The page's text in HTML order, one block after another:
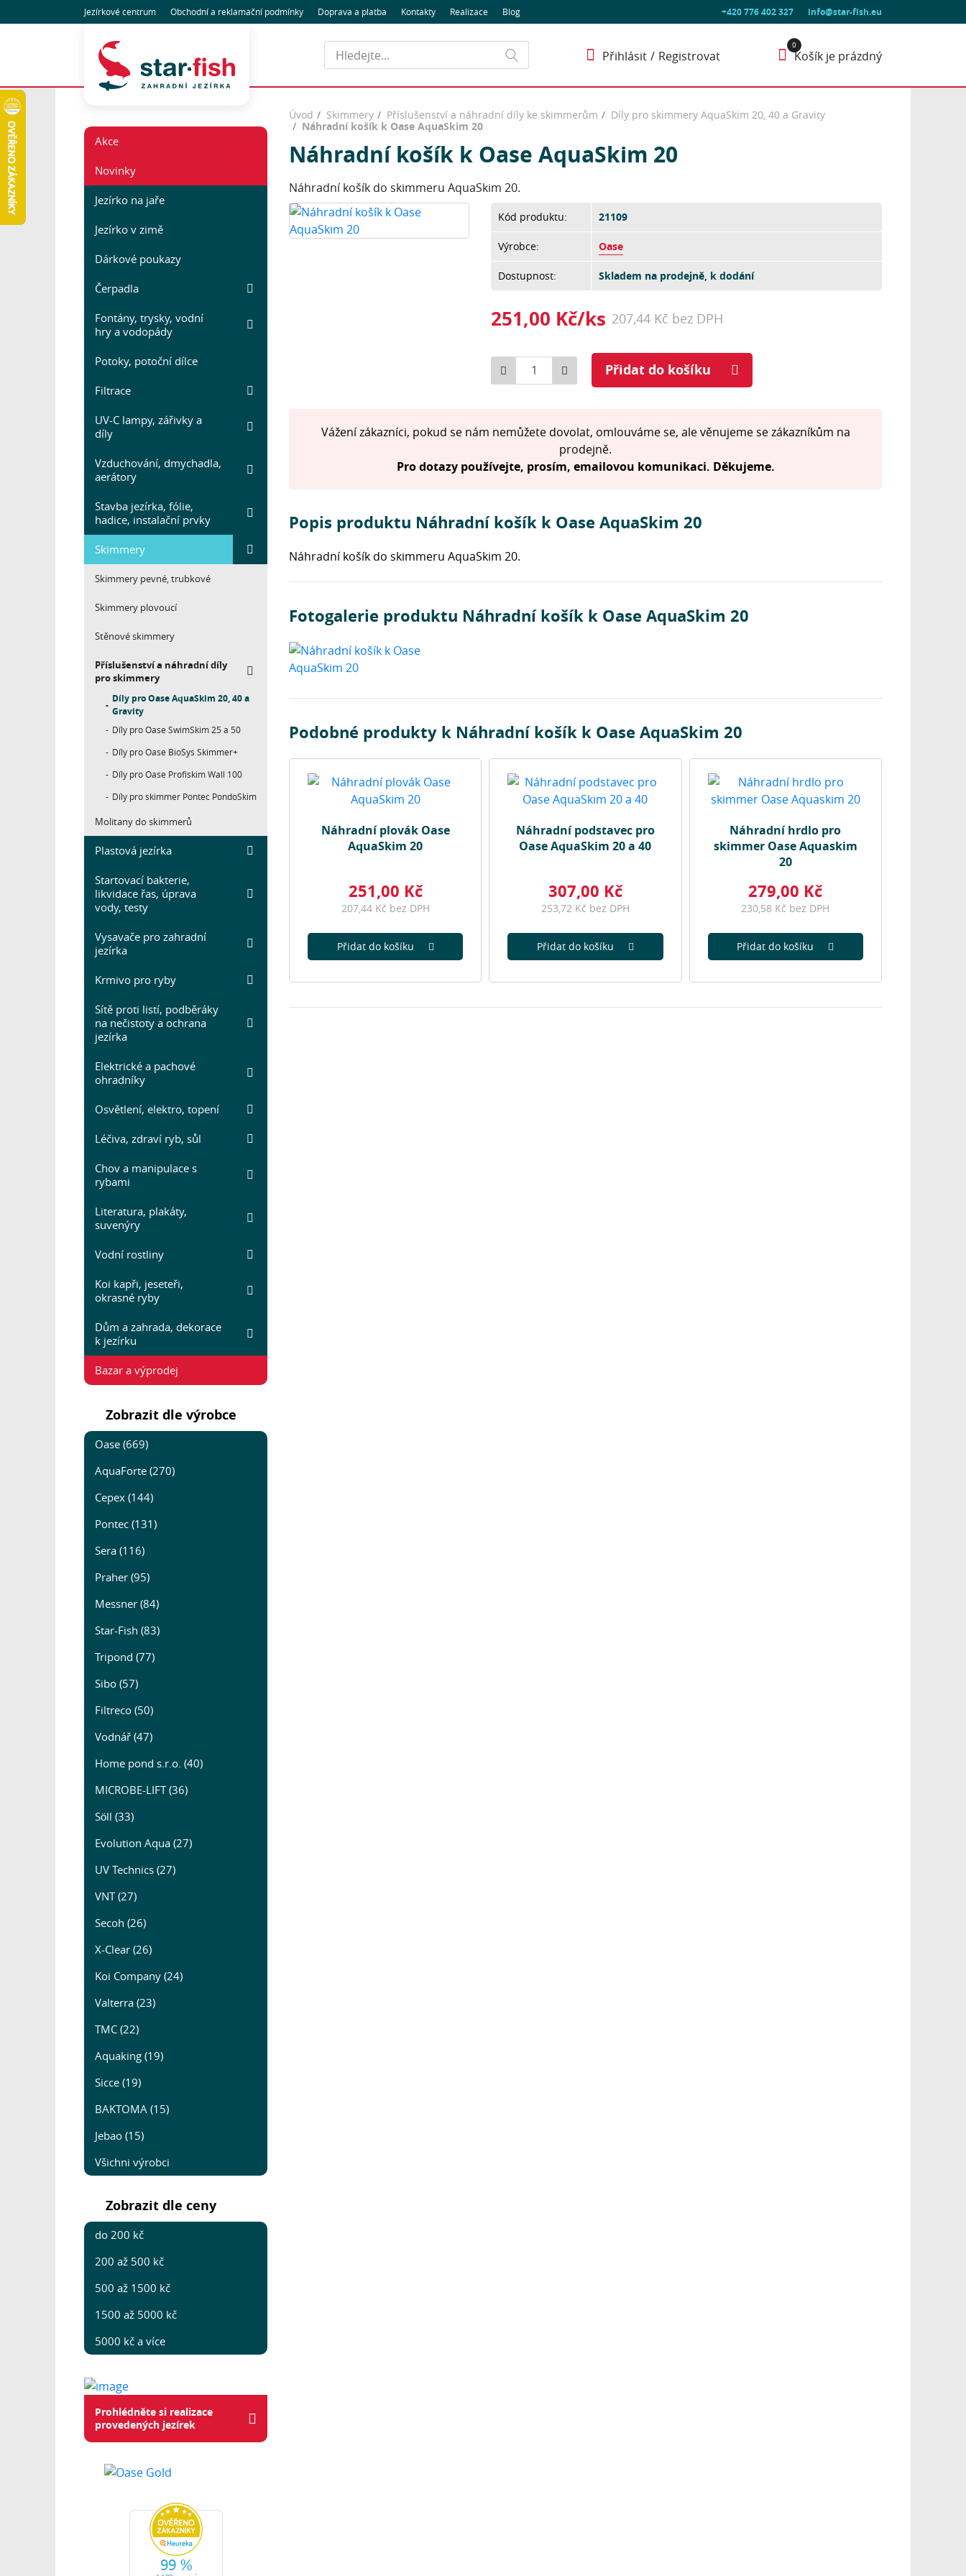
+420 776 402 327 info@star-fish.eu
Jezírkové centrum Obchodnía reklamační podmínky Doprava a platba Kontakty Realizace Blog
Hledat
Přihlásit Registrovat Košík je prázdný
Akce
Novinky
Jezírko na jaře
Jezírko v zimě
Dárkové poukazy
Čerpadla
Fontány, trysky, vodní
hry a vodopády
Potoky, potoční dílce
Filtrace
UV-C lampy, zářivky a
díly
Vzduchování, dmychadla,
aerátory
Stavba jezírka, fólie,
hadice, instalační prvky
Skimmery
Skimmery pevné, trubkové
Skimmery plovoucí
Stěnové skimmery
Příslušenství a náhradní díly
pro skimmery
Díly pro Oase AquaSkim 20, 40 a
Gravity
Díly pro Oase SwimSkim 25 a 50
Díly pro Oase BioSys Skimmer+
Díly pro Oase Profiskim Wall 100
Díly pro skimmer Pontec PondoSkim
Molitany do skimmerů
Plastová jezírka
Startovací bakterie,
likvidace řas, úprava
vody, testy
Vysavače pro zahradní
jezírka
Krmivo pro ryby
Sítě proti listí, podběráky
na nečistoty a ochrana
jezírka
Elektrické a pachové
ohradníky
Osvětlení, elektro, topení
Léčiva, zdraví ryb, sůl
Chov a manipulace s
rybami
Literatura, plakáty,
suvenýry
Vodní rostliny
Koi kapři, jeseteři,
okrasné ryby
Dům a zahrada, dekorace
k jezírku
Bazar a výprodej
Zobrazit dle výrobce
Oase (669)
AquaForte (270)
Cepex (144)
Pontec (131)
Sera (116)
Praher (95)
Messner (84)
Star-Fish (83)
Tripond (77)
Sibo (57)
Filtreco (50)
Vodnář (47)
Home pond s.r.o. (40)
MICROBE-LIFT (36)
Söll (33)
Evolution Aqua (27)
UV Technics (27)
VNT (27)
Secoh (26)
X-Clear (26)
Koi Company (24)
Valterra (23)
TMC (22)
Aquaking (19)
Sicce (19)
BAKTOMA (15)
Jebao (15)
Všichni výrobci
Zobrazit dle ceny
do 200 kč
200 až 500 kč
500 až 1500 kč
1500 až 5000 kč
5000 kč a více
Prohlédněte si realizace
provedených jezírek
Úvod Skimmery Příslušenství a náhradní díly ke skimmerům
Díly pro skimmery AquaSkim 20, 40 a Gravity
Náhradní košík k Oase AquaSkim 20
Náhradní košík k Oase AquaSkim 20
Náhradní košík do skimmeru AquaSkim 20.
Kód produktu: 21109
Výrobce: Oase
Dostupnost: Skladem na prodejně, k dodání
251,00 Kč/ks 207,44 Kč bez DPH
Počet Přidat do košíku
Vážení zákazníci, pokud se nám nemůžete dovolat, omlouváme se, ale věnujeme se zákazníkům na
prodejně.
Pro dotazy používejte, prosím, emailovou komunikaci. Děkujeme.
Popis produktu Náhradní košík k Oase AquaSkim 20
Náhradní košík do skimmeru AquaSkim 20.
Fotogalerie produktu Náhradní košík k Oase AquaSkim 20
Podobné produkty k Náhradní košík k Oase AquaSkim 20
Náhradní plovák Oase
AquaSkim 20
251,00 Kč
207,44 Kč bez DPH
Přidat do košíku
Náhradní podstavec pro
Oase AquaSkim 20 a 40
307,00 Kč
253,72 Kč bez DPH
Přidat do košíku
Náhradní hrdlo pro
skimmer Oase Aquaskim
20
279,00 Kč
230,58 Kč bez DPH
Přidat do košíku